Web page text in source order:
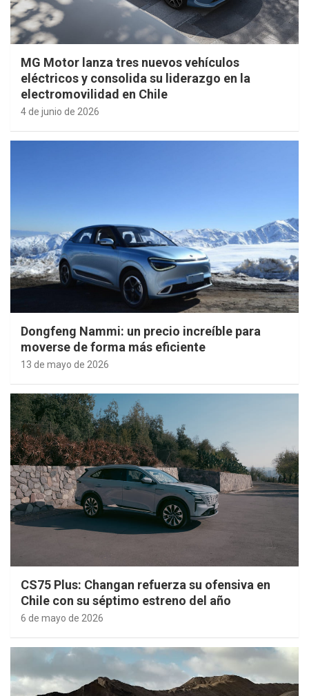
MG Motor lanza tres nuevos vehículos
eléctricos y consolida su liderazgo en la
electromovilidad en Chile
4 de junio de 2026
Dongfeng Nammi: un precio increíble para
moverse de forma más eficiente
13 de mayo de 2026
CS75 Plus: Changan refuerza su ofensiva en
Chile con su séptimo estreno del año
6 de mayo de 2026